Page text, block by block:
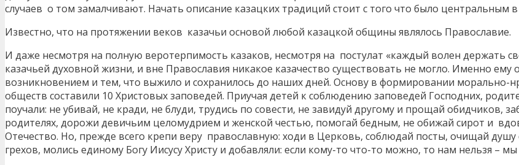
случаев о том замалчивают. Начать описание казацких традиций стоит с того что было центральным
Известно, что на протяжении веков казачьи основой любой казацкой общины являлось Православие.
И даже несмотря на полную веротерпимость казаков, несмотря на постулат «каждый волен держать
казачьей духовной жизни, и вне Православия никакое казачество существовать не могло. Именно ему
возникновением и тем, что выжило и сохранилось до наших дней. Oснову в формировании морально-
обществ составили 10 Христовых заповедей. Приучая детей к соблюдению заповедей Господних,
поучали: не убивай, не кради, не блуди, трудись по совести, не завидуй другому и прощай обидчиков,
родителях, дорожи девичьим целомудрием и женской честью, помогай бедным, не обижай сирот и
Отечество. Но, прежде всего крепи веру православную: ходи в Церковь, соблюдай посты, очищай душу
грехов, молись единому Богу Иисусу Христу и добавляли: если кому-то что-то можно, то нам нельзя – мы